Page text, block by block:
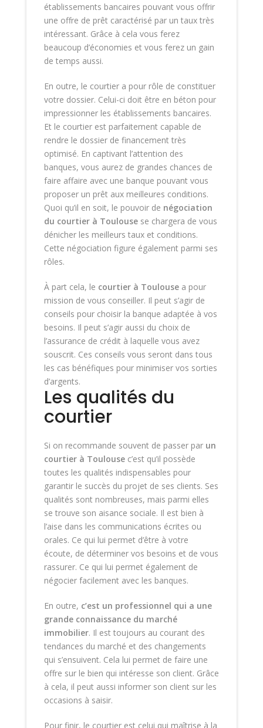
établissements bancaires pouvant vous offrir
une offre de prêt caractérisé par un taux très
intéressant. Grâce à cela vous ferez
beaucoup d’économies et vous ferez un gain
de temps aussi.
En outre, le courtier a pour rôle de constituer
votre dossier. Celui-ci doit être en béton pour
impressionner les établissements bancaires.
Et le courtier est parfaitement capable de
rendre le dossier de financement très
optimisé. En captivant l’attention des
banques, vous aurez de grandes chances de
faire affaire avec une banque pouvant vous
proposer un prêt aux meilleures conditions.
Quoi qu’il en soit, le pouvoir de négociation
du courtier à Toulouse se chargera de vous
dénicher les meilleurs taux et conditions.
Cette négociation figure également parmi ses
rôles.
À part cela, le courtier à Toulouse a pour
mission de vous conseiller. Il peut s’agir de
conseils pour choisir la banque adaptée à vos
besoins. Il peut s’agir aussi du choix de
l’assurance de crédit à laquelle vous avez
souscrit. Ces conseils vous seront dans tous
les cas bénéfiques pour minimiser vos sorties
d’argents.
Les qualités du
courtier
Si on recommande souvent de passer par un
courtier à Toulouse c’est qu’il possède
toutes les qualités indispensables pour
garantir le succès du projet de ses clients. Ses
qualités sont nombreuses, mais parmi elles
se trouve son aisance sociale. Il est bien à
l’aise dans les communications écrites ou
orales. Ce qui lui permet d’être à votre
écoute, de déterminer vos besoins et de vous
rassurer. Ce qui lui permet également de
négocier facilement avec les banques.
En outre, c’est un professionnel qui a une
grande connaissance du marché
immobilier. Il est toujours au courant des
tendances du marché et des changements
qui s’ensuivent. Cela lui permet de faire une
offre sur le bien qui intéresse son client. Grâce
à cela, il peut aussi informer son client sur les
occasions à saisir.
Pour finir, le courtier est celui qui maîtrise à la